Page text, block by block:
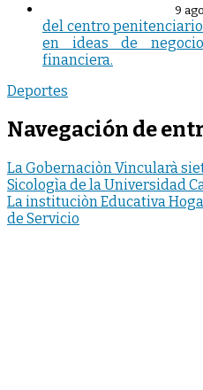
9
del centro
en ideas de
financiera.
Deportes
Navegación de
La Gobernaciòn Vincularà
Sicologìa de la Universidad
La instituciòn Educativa
de Servicio